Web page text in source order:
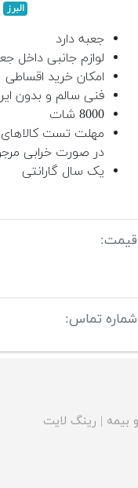
البرز
جعبه دارد
لوازم جانبی داخل
امکان خرید اقساطی
فنی سالم و بدون
8000 شات
در صورت خرابی
یک سال گارانتی
قیمت:
شماره تماس:
بیمه | رینگ لایت